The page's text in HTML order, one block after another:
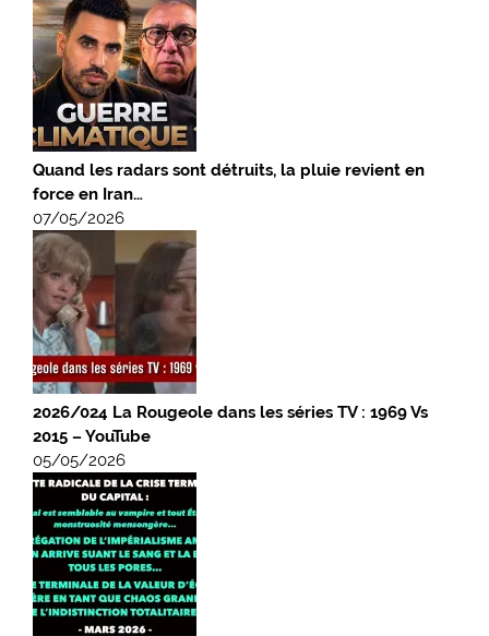
Quand les radars sont détruits, la pluie revient en
force en Iran…
07/05/2026
2026/024 La Rougeole dans les séries TV : 1969 Vs
2015 – YouTube
05/05/2026